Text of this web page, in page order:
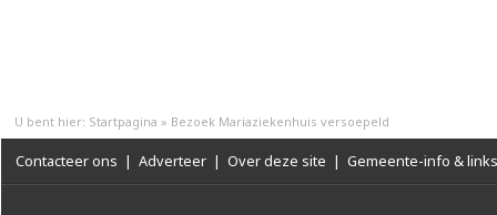
U bent hier: Startpagina » Bezoek Mariaziekenhuis versoepeld
Contacteer ons | Adverteer | Over deze site | Gemeente-info & links